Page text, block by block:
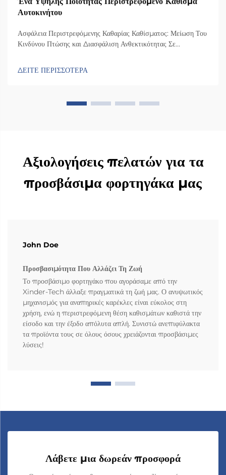
Αυτοκινήτου
Ασφάλεια Περιστρεφόμενης Καθαρίας Καθίσματος: Μείωση Του
Κινδύνου Πτώσης και Διασφάλιση Ανθεκτικότητας Σε
μεταφορές Η καρέκλα διαθέτει έναν ειδικό μηχανισμό
ΔΕΙΤΕ ΠΕΡΙΣΣΟΤΕΡΑ
Αξιολογήσεις πελατών για τα
προσβάσιμα φορτηγάκα μας
John Doe
Προσβασιμότητα Που Αλλάζει Τη Ζωή
Το προσβάσιμο φορτηγάκο που αγοράσαμε από την
Xinder-Tech άλλαξε πραγματικά τη ζωή μας. Ο ανυψωτικός
μηχανισμός για αναπηρικές καρέκλες είναι εύκολος στη
χρήση, ενώ η περιστρεφόμενη θέση καθισμάτων καθιστά την
είσοδο και την έξοδο απόλυτα απλή. Συνιστώ ανεπιφύλακτα
τα προϊόντα τους σε όλους όσους χρειάζονται προσβάσιμες
λύσεις!
Λάβετε μια δωρεάν προσφορά